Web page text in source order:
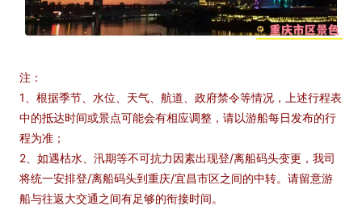
注：
1、根据季节、水位、天气、航道、政府禁令等情况，上述行程表
中的抵达时间或景点可能会有相应调整，请以游船每日发布的行
程为准；
2、如遇枯水、汛期等不可抗力因素出现登/离船码头变更，我司
将统一安排登/离船码头到重庆/宜昌市区之间的中转。请留意游
船与往返大交通之间有足够的衔接时间。